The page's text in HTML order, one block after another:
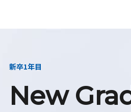
新卒1年目
New